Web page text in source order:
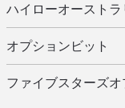
ハイローオーストラ
オプションビット
ファイブスターズ